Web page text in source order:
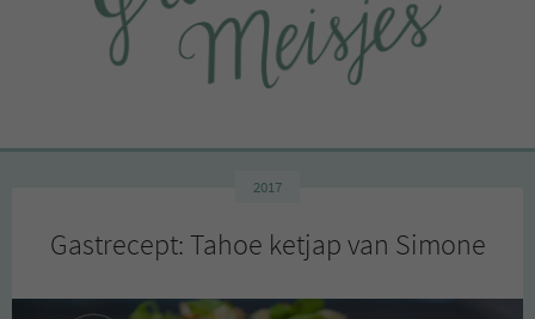
2017
Gastrecept: Tahoe ketjap van Simone